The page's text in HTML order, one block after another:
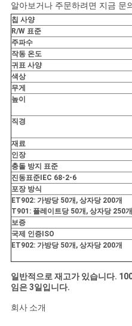
POLICY
알아보거나 주문하려면 지금 문
칩 사양
R/W 표준
주파수
작동 온도
귀표 사양
색상
무게
높이
직경
재료
인장
충돌 방지 표준
진동표준IEC 68-2-6
포장 방식
ET902: 가방당 50개, 상자당 200개
T901: 플레이트당 50개, 상자당 250개
보증
국제 인증ISO
ET902: 가방당 50개, 상자당 200개
일반적으로 재고가 있습니다.
임은 3일입니다.
회사 소개